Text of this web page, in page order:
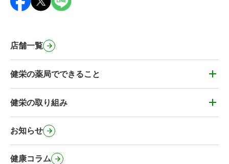
店舗一覧
健栄の薬局でできること
かかりつけ薬剤師・健康&お薬相談
薬剤師の在宅訪問
処方箋事前送信サービス
健栄の取り組み
健栄のカフェ
健栄のコミュニティ施設
健栄の社会に対する取り組み
お知らせ
健康コラム